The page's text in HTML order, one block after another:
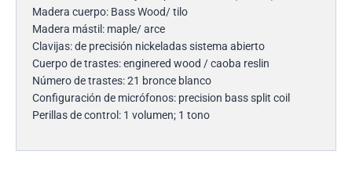
Madera cuerpo: Bass Wood/ tilo
Madera mástil: maple/ arce
Clavijas: de precisión nickeladas sistema abierto
Cuerpo de trastes: enginered wood / caoba reslin
Número de trastes: 21 bronce blanco
Configuración de micrófonos: precision bass split coil
Perillas de control: 1 volumen; 1 tono